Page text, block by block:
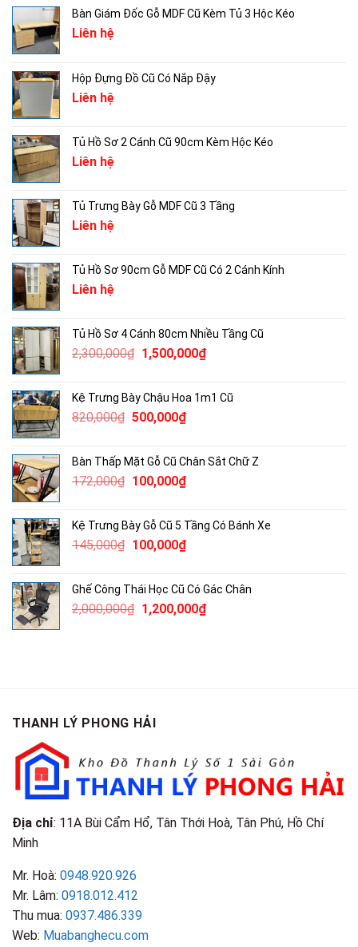
Bàn Giám Đốc Gỗ MDF Cũ Kèm Tủ 3 Hộc Kéo
Liên hệ
Hộp Đựng Đồ Cũ Có Nắp Đậy
Liên hệ
Tủ Hồ Sơ 2 Cánh Cũ 90cm Kèm Hộc Kéo
Liên hệ
Tủ Trưng Bày Gỗ MDF Cũ 3 Tầng
Liên hệ
Tủ Hồ Sơ 90cm Gỗ MDF Cũ Có 2 Cánh Kính
Liên hệ
Tủ Hồ Sơ 4 Cánh 80cm Nhiều Tầng Cũ
2,300,000₫ Giá
2,300,000₫.
1,500,000₫Giá
là:
Kệ Trưng Bày Chậu Hoa 1m1 Cũ
820,000₫ Giá
820,000₫.
500,000₫Giá
là:
500,000₫.
Bàn Thấp Mặt Gỗ Cũ Chân Sắt Chữ Z
172,000₫ Giá
172,000₫.
100,000₫Giá
là:
100,000₫.
Kệ Trưng Bày Gỗ Cũ 5 Tầng Có Bánh Xe
145,000₫ Giá
145,000₫.
100,000₫Giá
là:
100,000₫.
Ghế Công Thái Học Cũ Có Gác Chân
2,000,000₫ Giá
1,200,000₫Giá
THANH LÝ PHONG HẢI
Địa chỉ: 11A Bùi Cẩm Hổ, Tân Thới Hoà, Tân Phú, Hồ Chí
Minh
Mr. Hoà: 0948.920.926
Mr. Lâm: 0918.012.412
Thu mua: 0937.486.339
Web: Muabanghecu.com